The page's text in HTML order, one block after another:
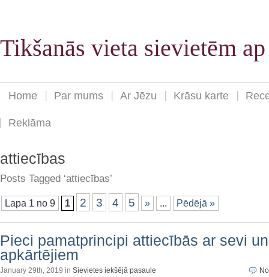
Tikšanās vieta sievietēm
Home Par mums Ar Jēzu Krāsu karte
Reklāma
attiecības
Posts Tagged ‘attiecības’
Lapa 1 no 9 1 2 3 4 5 » ... Pēdējā »
Pieci pamatprincipi attiecībās ar sevi un
apkārtējiem
January 29th, 2019 in Sievietes iekšējā pasaule